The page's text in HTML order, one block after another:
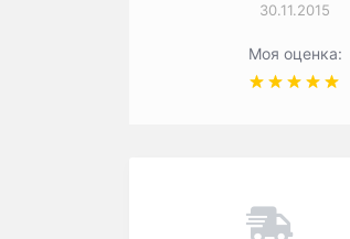
30.11.2015
Моя оценка: